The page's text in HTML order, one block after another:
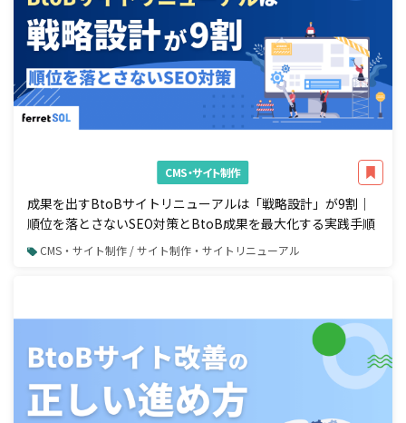
CMS・サイト制作
成果を出すBtoBサイトリニューアルは「戦略設計」が9割｜
順位を落とさないSEO対策とBtoB成果を最大化する実践手順
CMS・サイト制作 / サイト制作・サイトリニューアル